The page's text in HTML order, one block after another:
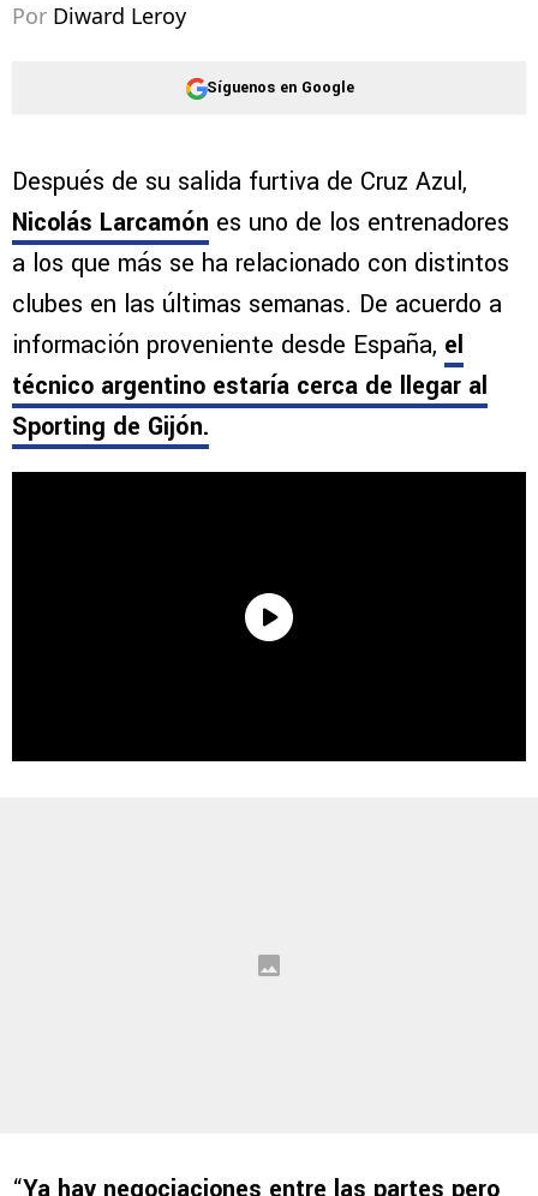
Por Diward Leroy
Síguenos en Google
Después de su salida furtiva de Cruz Azul,
Nicolás Larcamón es uno de los entrenadores
a los que más se ha relacionado con distintos
clubes en las últimas semanas. De acuerdo a
información proveniente desde España, el
técnico argentino estaría cerca de llegar al
Sporting de Gijón.